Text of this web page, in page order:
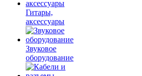
Гитары,
аксессуары
Звуковое
оборудование